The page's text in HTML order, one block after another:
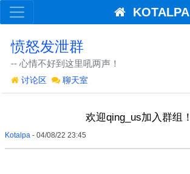
KOTALPA
愤怒发泄群
-- 心情不好到这里吼两声！
讨论区 聊天室
欢迎qing_us加入群组！
Kotalpa - 04/08/22 23:45